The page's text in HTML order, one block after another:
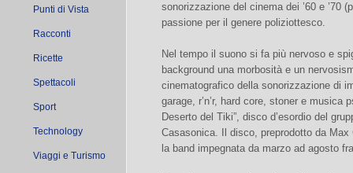
Punti di Vista
Racconti
Ricette
Spettacoli
Sport
Technology
Viaggi e Turismo
sonorizzazione del cinema dei ’60 e ’70
passione per il genere poliziottesco.
Nel tempo il suono si fa più nervoso e
background una morbosità e un
cinematografico della sonorizzazione di
garage, r’n’r, hard core, stoner e musica
Deserto del Tiki”, disco d’esordio del
Casasonica. Il disco, preprodotto da
la band impegnata da marzo ad agosto